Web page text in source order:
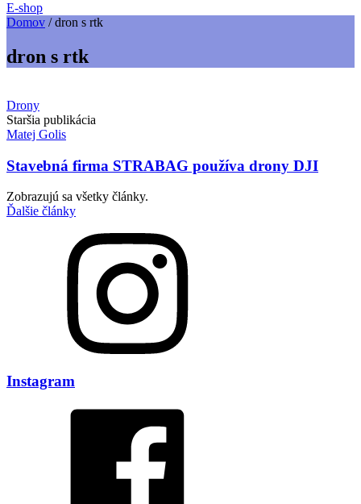
E-shop
Domov /dron s rtk
dron s rtk
Drony
Staršia publikácia
Matej Golis
Stavebná firma STRABAG používa drony DJI
Zobrazujú sa všetky články.
Ďalšie články
Instagram